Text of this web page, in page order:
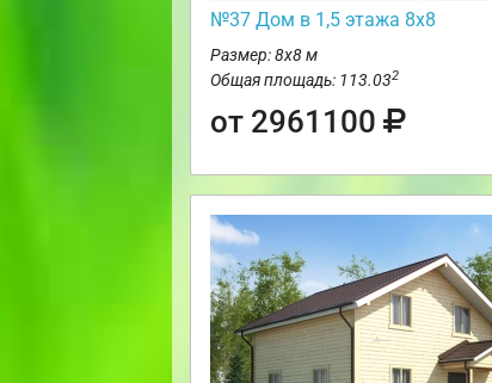
№37 Дом в 1,5 этажа 8х8
Размер: 8х8 м
Общая площадь: 113.032
от 2961100